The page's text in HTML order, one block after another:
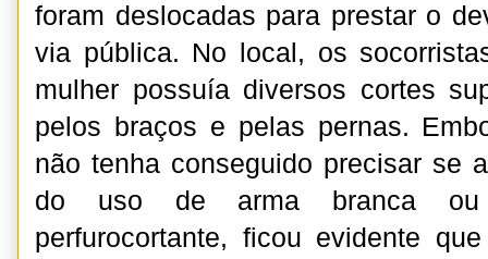
foram deslocadas para prestar o
via pública. No local, os
mulher possuía diversos cortes
pelos braços e pelas pernas.
não tenha conseguido precisar se
do uso de arma branca
perfurocortante, ficou evidente